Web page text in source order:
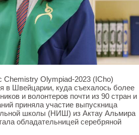
Olympiad-2023 (ICho)
в Швейцарии, куда съехалось более
и волонтеров почти из 90 стран и
приняла участие выпускница
школы (НИШ) из Актау Альмира
обладательницей сереб­ряной